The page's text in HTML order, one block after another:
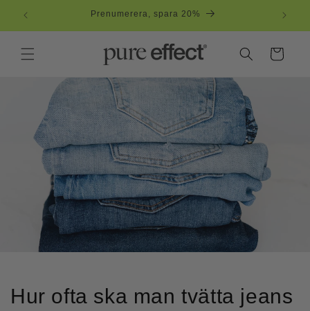
till
innehåll
Prenumerera, spara 20%
Varukorg
Hur ofta ska man tvätta jeans